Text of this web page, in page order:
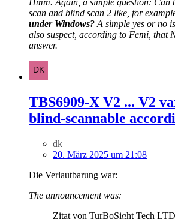
Hmm. Again, a simple question: Can
scan and blind scan 2 like, for
under Windows? A simple yes or no
also suspect, according to Femi, that
answer.
TBS6909-X V2 ... V2
blind-scannable
dk
20. März 2025 um 21:08
Die Verlautbarung war:
The announcement was:
Zitat von TurBoSight Tech LTD